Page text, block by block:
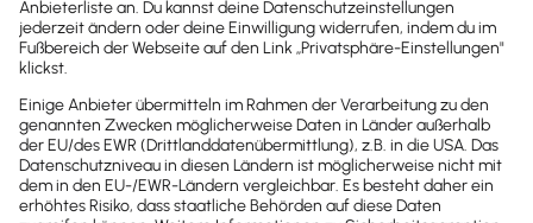
Kontaktiere uns
Wie funktioniert die automatische
Belegerfassung mit Texterkennung in
Lexware Office?